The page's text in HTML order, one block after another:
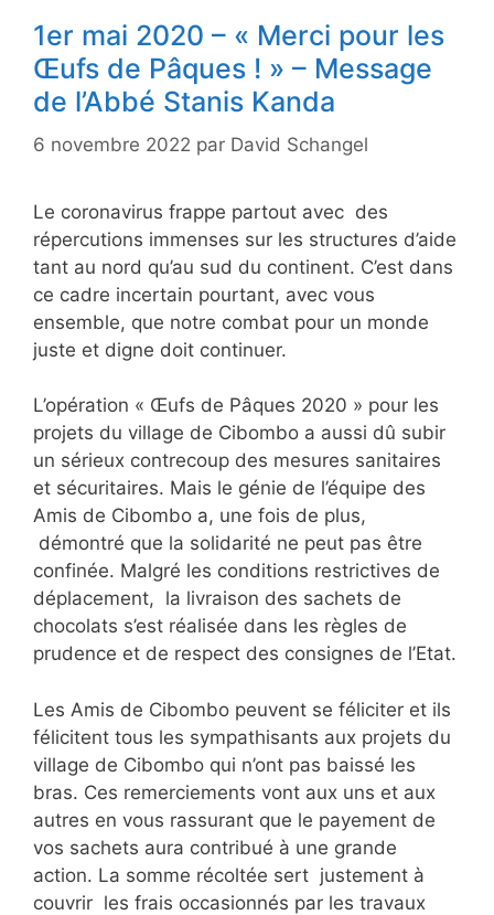
1er mai 2020 – « Merci pour les
Œufs de Pâques ! » – Message
de l’Abbé Stanis Kanda
6 novembre 2022 par David Schangel
Le coronavirus frappe partout avec des
répercutions immenses sur les structures d’aide
tant au nord qu’au sud du continent. C’est dans
ce cadre incertain pourtant, avec vous
ensemble, que notre combat pour un monde
juste et digne doit continuer.
L’opération « Œufs de Pâques 2020 » pour les
projets du village de Cibombo a aussi dû subir
un sérieux contrecoup des mesures sanitaires
et sécuritaires. Mais le génie de l’équipe des
Amis de Cibombo a, une fois de plus,
démontré que la solidarité ne peut pas être
confinée. Malgré les conditions restrictives de
déplacement, la livraison des sachets de
chocolats s’est réalisée dans les règles de
prudence et de respect des consignes de l’Etat.
Les Amis de Cibombo peuvent se féliciter et ils
félicitent tous les sympathisants aux projets du
village de Cibombo qui n’ont pas baissé les
bras. Ces remerciements vont aux uns et aux
autres en vous rassurant que le payement de
vos sachets aura contribué à une grande
action. La somme récoltée sert justement à
couvrir les frais occasionnés par les travaux